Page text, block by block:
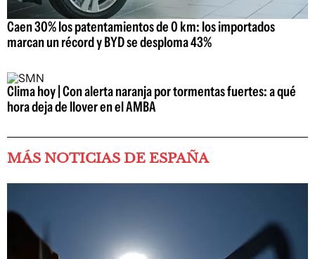
Caen 30% los patentamientos de 0 km: los importados
marcan un récord y BYD se desploma 43%
Clima hoy | Con alerta naranja por tormentas fuertes: a qué
hora deja de llover en el AMBA
MÁS NOTICIAS DE ESPAÑA